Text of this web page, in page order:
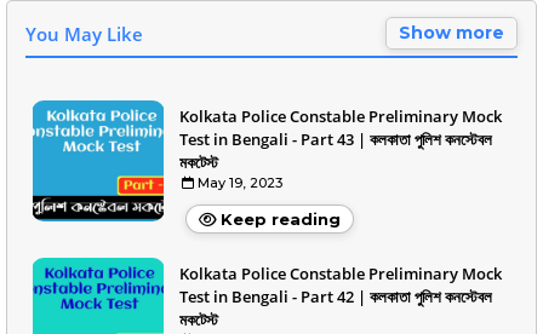
You May Like Show more
Kolkata Police Constable Preliminary Mock
Test in Bengali - Part 43 | কলকাতা পুলিশ কনস্টেবল
মকটেস্ট
May 19, 2023
Keep reading
Kolkata Police Constable Preliminary Mock
Test in Bengali - Part 42 | কলকাতা পুলিশ কনস্টেবল
মকটেস্ট